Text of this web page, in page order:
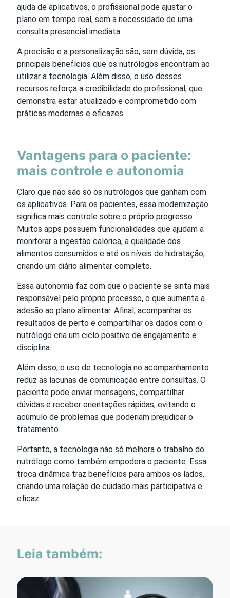
ajuda de aplicativos, o profissional pode ajustar o
plano em tempo real, sem a necessidade de uma
consulta presencial imediata.
A precisão e a personalização são, sem dúvida, os
principais benefícios que os nutrólogos encontram ao
utilizar a tecnologia. Além disso, o uso desses
recursos reforça a credibilidade do profissional, que
demonstra estar atualizado e comprometido com
práticas modernas e eficazes.
Vantagens para o paciente:
mais controle e autonomia
Claro que não são só os nutrólogos que ganham com
os aplicativos. Para os pacientes, essa modernização
significa mais controle sobre o próprio progresso.
Muitos apps possuem funcionalidades que ajudam a
monitorar a ingestão calórica, a qualidade dos
alimentos consumidos e até os níveis de hidratação,
criando um diário alimentar completo.
Essa autonomia faz com que o paciente se sinta mais
responsável pelo próprio processo, o que aumenta a
adesão ao plano alimentar. Afinal, acompanhar os
resultados de perto e compartilhar os dados com o
nutrólogo cria um ciclo positivo de engajamento e
disciplina.
Além disso, o uso de tecnologia no acompanhamento
reduz as lacunas de comunicação entre consultas. O
paciente pode enviar mensagens, compartilhar
dúvidas e receber orientações rápidas, evitando o
acúmulo de problemas que poderiam prejudicar o
tratamento.
Portanto, a tecnologia não só melhora o trabalho do
nutrólogo como também empodera o paciente. Essa
troca dinâmica traz benefícios para ambos os lados,
criando uma relação de cuidado mais participativa e
eficaz.
Leia também: